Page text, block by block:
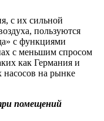
с их сильной
пользуются
с функциями
с меньшим спросом
как Германия и
насосов на рынке
помещений